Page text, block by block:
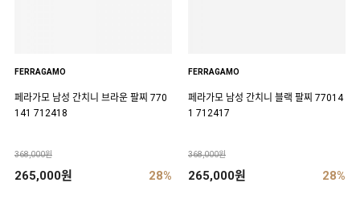
FERRAGAMO
페라가모 남성 간치니 브라운 팔찌 770
141 712418
368,000원
265,000원 28%
FERRAGAMO
페라가모 남성 간치니 블랙 팔찌 77014
1 712417
368,000원
265,000원 28%